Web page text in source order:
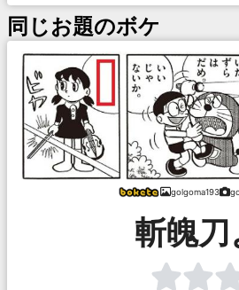
同じお題のボケ
golgoma193
斬魄刀